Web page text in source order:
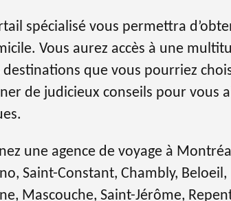
spécialisé vous permettra
Vous aurez accès à une
que vous pourriez
de judicieux conseils pour vous
une agence de voyage à
Saint-Constant, Chambly,
Mascouche, Saint-Jérôme,